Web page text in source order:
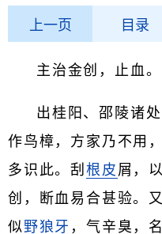
上一页 目录
主治金创，止血。
出桂阳、邵陵诸
作鸟樟，方家乃不用
多识此。刮 根皮 屑，
创，断血易合甚验。
似野狼牙 ，气辛臭，